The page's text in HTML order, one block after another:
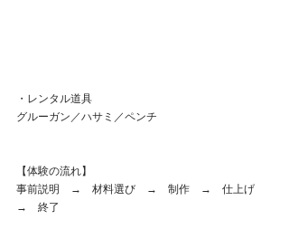
・レンタル道具
グルーガン／ハサミ／ペンチ
【体験の流れ】
事前説明　→　材料選び　→　制作　→　仕上げ
→　終了